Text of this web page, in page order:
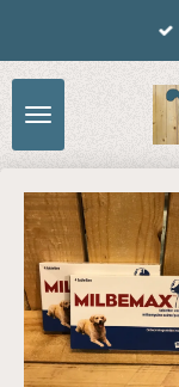
naar
de
hoofdinhoud